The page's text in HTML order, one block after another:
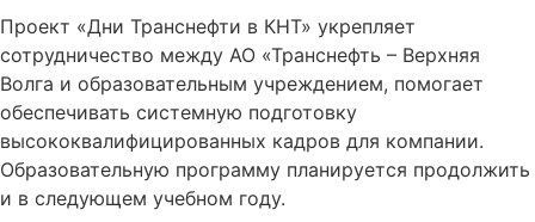
Проект «Дни Транснефти в КНТ» укрепляет
сотрудничество между АО «Транснефть – Верхняя
Волга и образовательным учреждением, помогает
обеспечивать системную подготовку
высококвалифицированных кадров для компании.
Образовательную программу планируется продолжить
и в следующем учебном году.